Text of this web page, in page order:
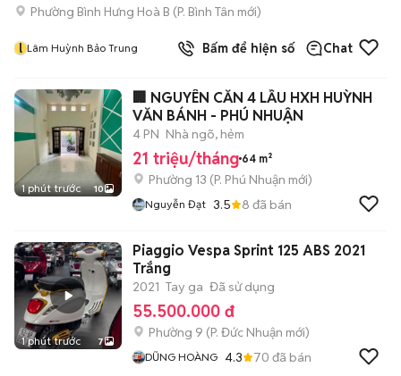
Phường Bình Hưng Hoà B (P. Bình Tân mới)
l Lâm Huỳnh Bảo Trung Bấm để hiện số Chat
1 phút trước 10
🏢 NGUYÊN CĂN 4 LẦU HXH HUỲNH
VĂN BÁNH - PHÚ NHUẬN
4 PN Nhà ngõ, hẻm
21 triệu/tháng 64 m²
Phường 13 (P. Phú Nhuận mới)
Nguyễn Đạt 3.5 8 đã bán
1 phút trước 7
Piaggio Vespa Sprint 125 ABS 2021
Trắng
2021 Tay ga Đã sử dụng
55.500.000 đ
Phường 9 (P. Đức Nhuận mới)
DŨNG HOÀNG 4.3 70 đã bán